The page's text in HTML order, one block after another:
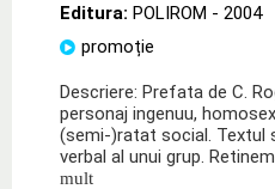
Editura: POLIROM - 2004
promoție
Descriere: Prefata de C.
personaj ingenuu,
(semi-)ratat social. Textul
verbal al unui grup.
mult